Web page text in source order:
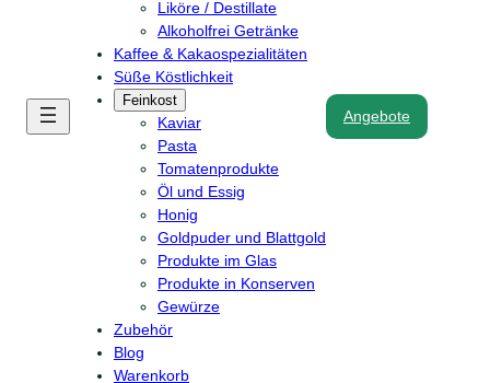
Liköre / Destillate
Alkoholfrei Getränke
Kaffee & Kakaospezialitäten
Süße Köstlichkeit
Feinkost
Kaviar
Pasta
Tomatenprodukte
Öl und Essig
Honig
Goldpuder und Blattgold
Produkte im Glas
Produkte in Konserven
Gewürze
Zubehör
Blog
Warenkorb
Angebote